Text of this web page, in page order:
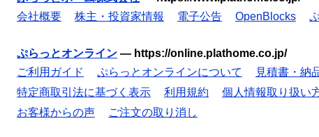
会社概要
株主・投資家情報 電子公告 OpenBlocks
ぷらっとオンライン — https://online.plathome.co.jp/
ご利用ガイド
ぷらっとオンラインについて 見積書・納
特定商取引法に基づく表示
利用規約 個人情報取り扱い
お客様からの声
ご注文の取り消し